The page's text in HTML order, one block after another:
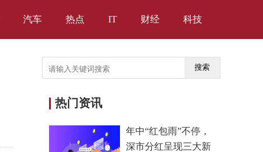
汽车 热点 IT 财经 科技
搜索
热门资讯
年中“红包雨”不停，
深市分红呈现三大新